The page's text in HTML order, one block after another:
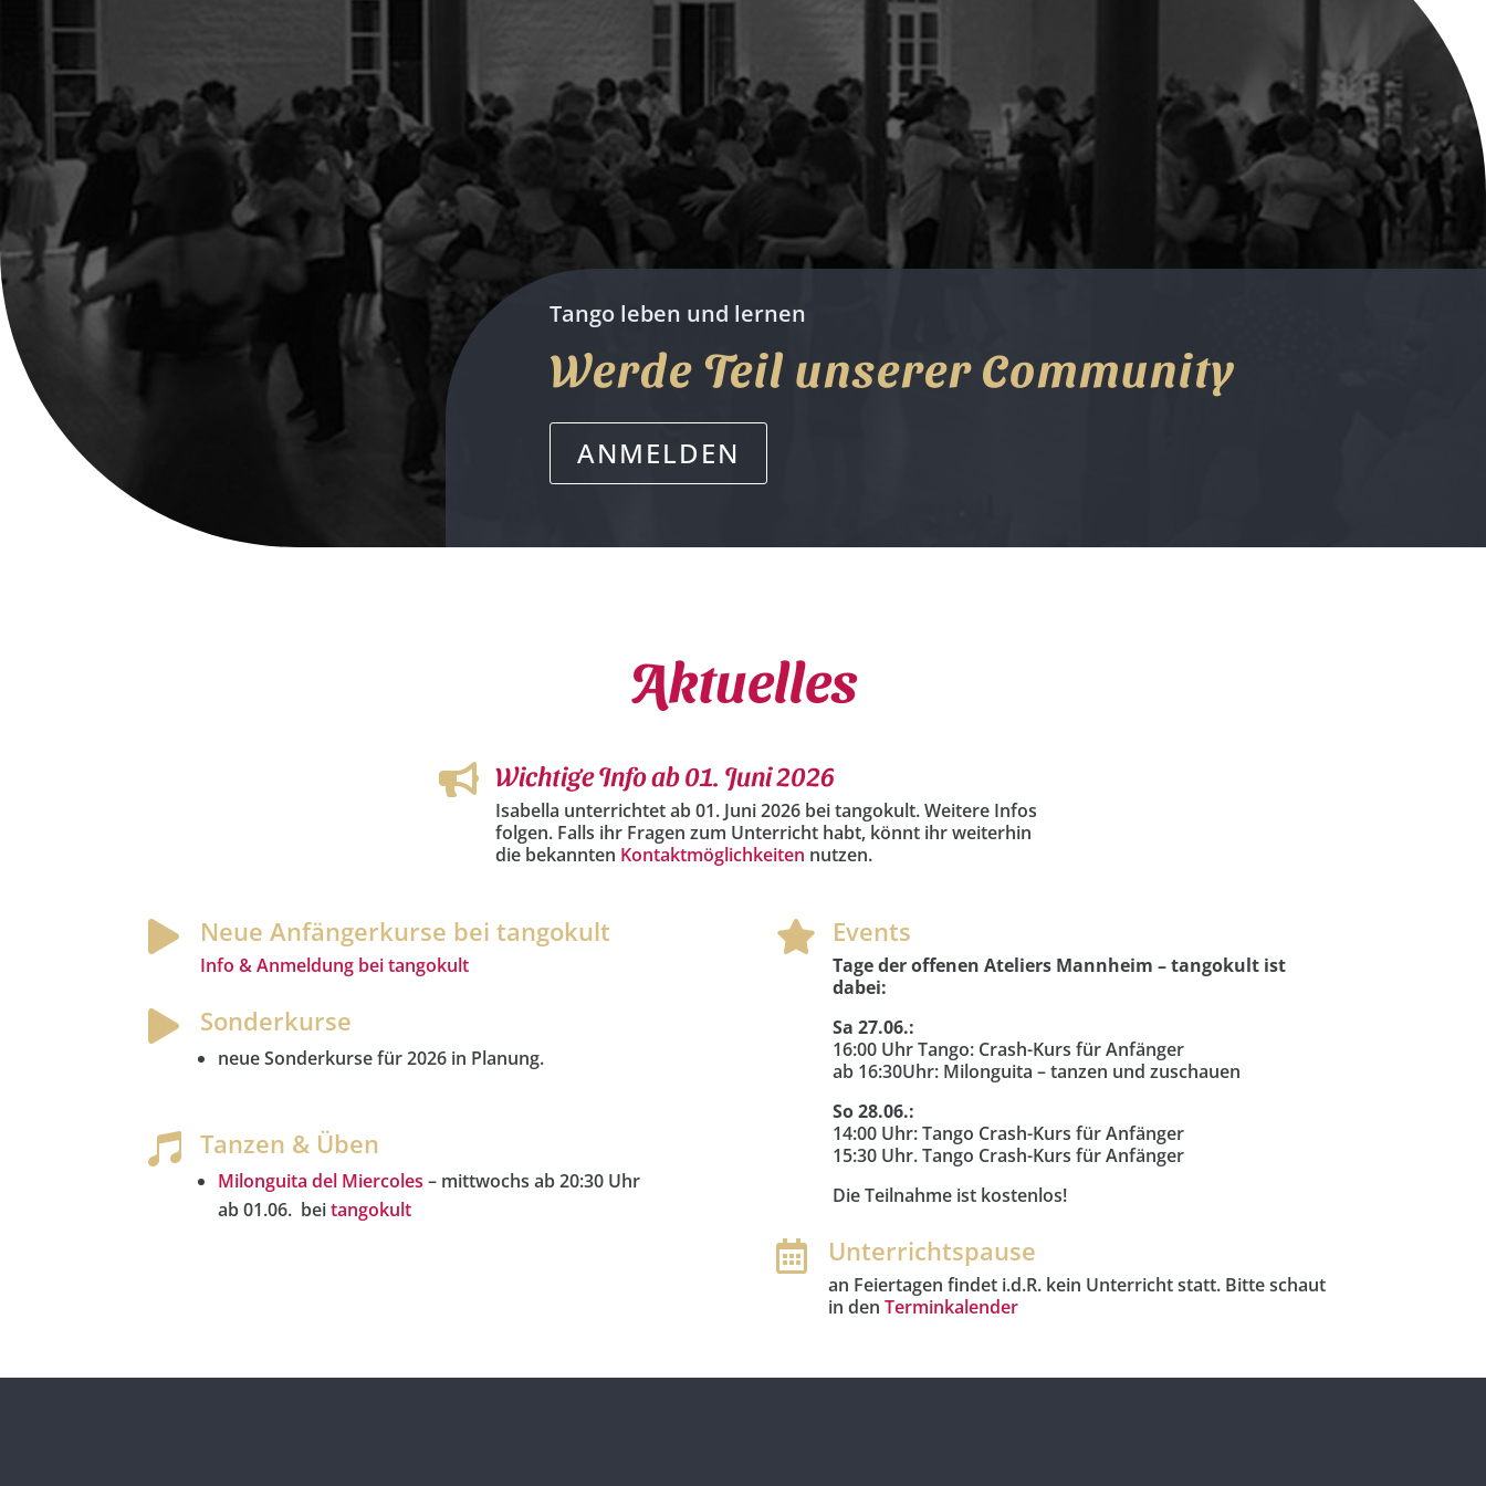
Tango leben und lernen
Werde Teil unserer Community
ANMELDEN
Aktuelles
 Wichtige Info ab 01. Juni 2026
Isabella unterrichtet ab 01. Juni 2026 bei tangokult. Weitere Infos
folgen. Falls ihr Fragen zum Unterricht habt, könnt ihr weiterhin
die bekannten Kontaktmöglichkeiten nutzen.
 Neue Anfängerkurse bei tangokult
Info & Anmeldung bei tangokult
 Sonderkurse
neue Sonderkurse für 2026 in Planung.
 Tanzen & Üben
Milonguita del Miercoles – mittwochs ab 20:30 Uhr
ab 01.06. beitangokult
 Events
Tage der offenen Ateliers Mannheim – tangokult ist
dabei:
Sa 27.06.:
16:00 Uhr Tango: Crash-Kurs für Anfänger
ab 16:30Uhr: Milonguita – tanzen und zuschauen
So 28.06.:
14:00 Uhr: Tango Crash-Kurs für Anfänger
15:30 Uhr. Tango Crash-Kurs für Anfänger
Die Teilnahme ist kostenlos!
 Unterrichtspause
an Feiertagen findet i.d.R. kein Unterricht statt. Bitte schaut
in den Terminkalender